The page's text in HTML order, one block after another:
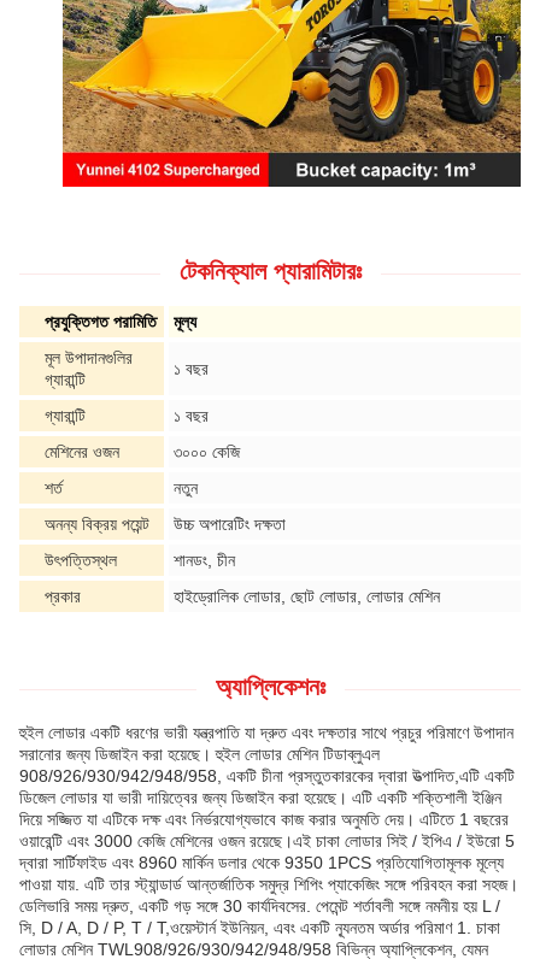
টেকনিক্যাল প্যারামিটারঃ
প্রযুক্তিগত পরামিতি
মূল্য
মূল উপাদানগুলির
গ্যারান্টি
১ বছর
গ্যারান্টি
১ বছর
মেশিনের ওজন
৩০০০ কেজি
শর্ত
নতুন
অনন্য বিক্রয় পয়েন্ট
উচ্চ অপারেটিং দক্ষতা
উৎপত্তিস্থল
শানডং, চীন
প্রকার
হাইড্রোলিক লোডার, ছোট লোডার, লোডার মেশিন
অ্যাপ্লিকেশনঃ
হুইল লোডার একটি ধরণের ভারী যন্ত্রপাতি যা দ্রুত এবং দক্ষতার সাথে প্রচুর পরিমাণে উপাদান
সরানোর জন্য ডিজাইন করা হয়েছে। হুইল লোডার মেশিন টিডাব্লুএল
908/926/930/942/948/958, একটি চীনা প্রস্তুতকারকের দ্বারা উত্পাদিত,এটি একটি
ডিজেল লোডার যা ভারী দায়িত্বের জন্য ডিজাইন করা হয়েছে। এটি একটি শক্তিশালী ইঞ্জিন
দিয়ে সজ্জিত যা এটিকে দক্ষ এবং নির্ভরযোগ্যভাবে কাজ করার অনুমতি দেয়। এটিতে 1 বছরের
ওয়ারেন্টি এবং 3000 কেজি মেশিনের ওজন রয়েছে।এই চাকা লোডার সিই / ইপিএ / ইউরো 5
দ্বারা সার্টিফাইড এবং 8960 মার্কিন ডলার থেকে 9350 1PCS প্রতিযোগিতামূলক মূল্যে
পাওয়া যায়. এটি তার স্ট্যান্ডার্ড আন্তর্জাতিক সমুদ্র শিপিং প্যাকেজিং সঙ্গে পরিবহন করা সহজ।
ডেলিভারি সময় দ্রুত, একটি গড় সঙ্গে 30 কার্যদিবসের. পেমেন্ট শর্তাবলী সঙ্গে নমনীয় হয় L /
সি, D / A, D / P, T / T,ওয়েস্টার্ন ইউনিয়ন, এবং একটি ন্যূনতম অর্ডার পরিমাণ 1. চাকা
লোডার মেশিন TWL908/926/930/942/948/958 বিভিন্ন অ্যাপ্লিকেশন, যেমন